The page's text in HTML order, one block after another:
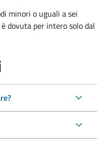
minori o uguali a sei
dovuta per intero solo dal